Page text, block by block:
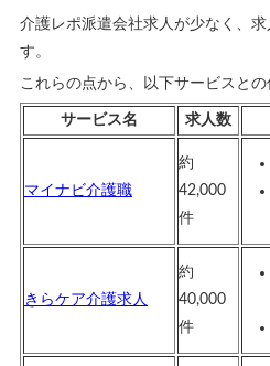
介護レポ派遣会社求人が少なく、
す。
これらの点から、以下サービスとの
サービス名 求人数
マイナビ介護職
約
42,000
件
きらケア介護求人
約
40,000
件